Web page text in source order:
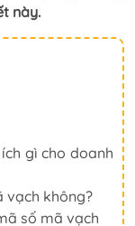
này.
gì cho doanh
vạch không?
số mã vạch